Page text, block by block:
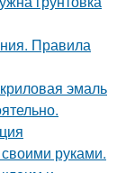
Правила
эмаль
руками.